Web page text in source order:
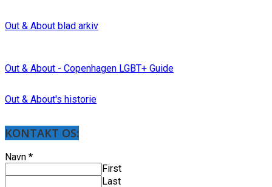
Out & About blad arkiv
Out & About - Copenhagen LGBT+ Guide
Out & About's historie
KONTAKT OS:
Navn *
First
Last